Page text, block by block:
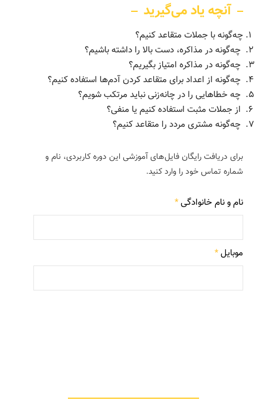
آنچه یاد می‌گیرید
چه‌گونه با جملات متقاعد کنیم؟
چه‌گونه در مذاکره، دست بالا را داشته باشیم؟
چه‌گونه در مذاکره امتیاز بگیریم؟
چه‌گونه از اعداد برای متقاعد کردن آدم‌ها استفاده کنیم؟
چه خطا‌هایی را در چانه‌زنی نباید مرتکب شویم؟
از جملات مثبت استفاده کنیم یا منفی؟
چه‌گونه مشتری مردد را متقاعد کنیم؟
برای دریافت رایگان فایل‌های آموزشی این دوره کاربردی، نام و
شماره تماس خود را وارد کنید.
نام و نام خانوادگی*
موبایل*